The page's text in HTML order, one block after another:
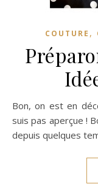
COUTURE ,
Bon, on est en décembre, et si déjà ! Perso, je ne m’en
suis pas aperçue !
depuis quelques